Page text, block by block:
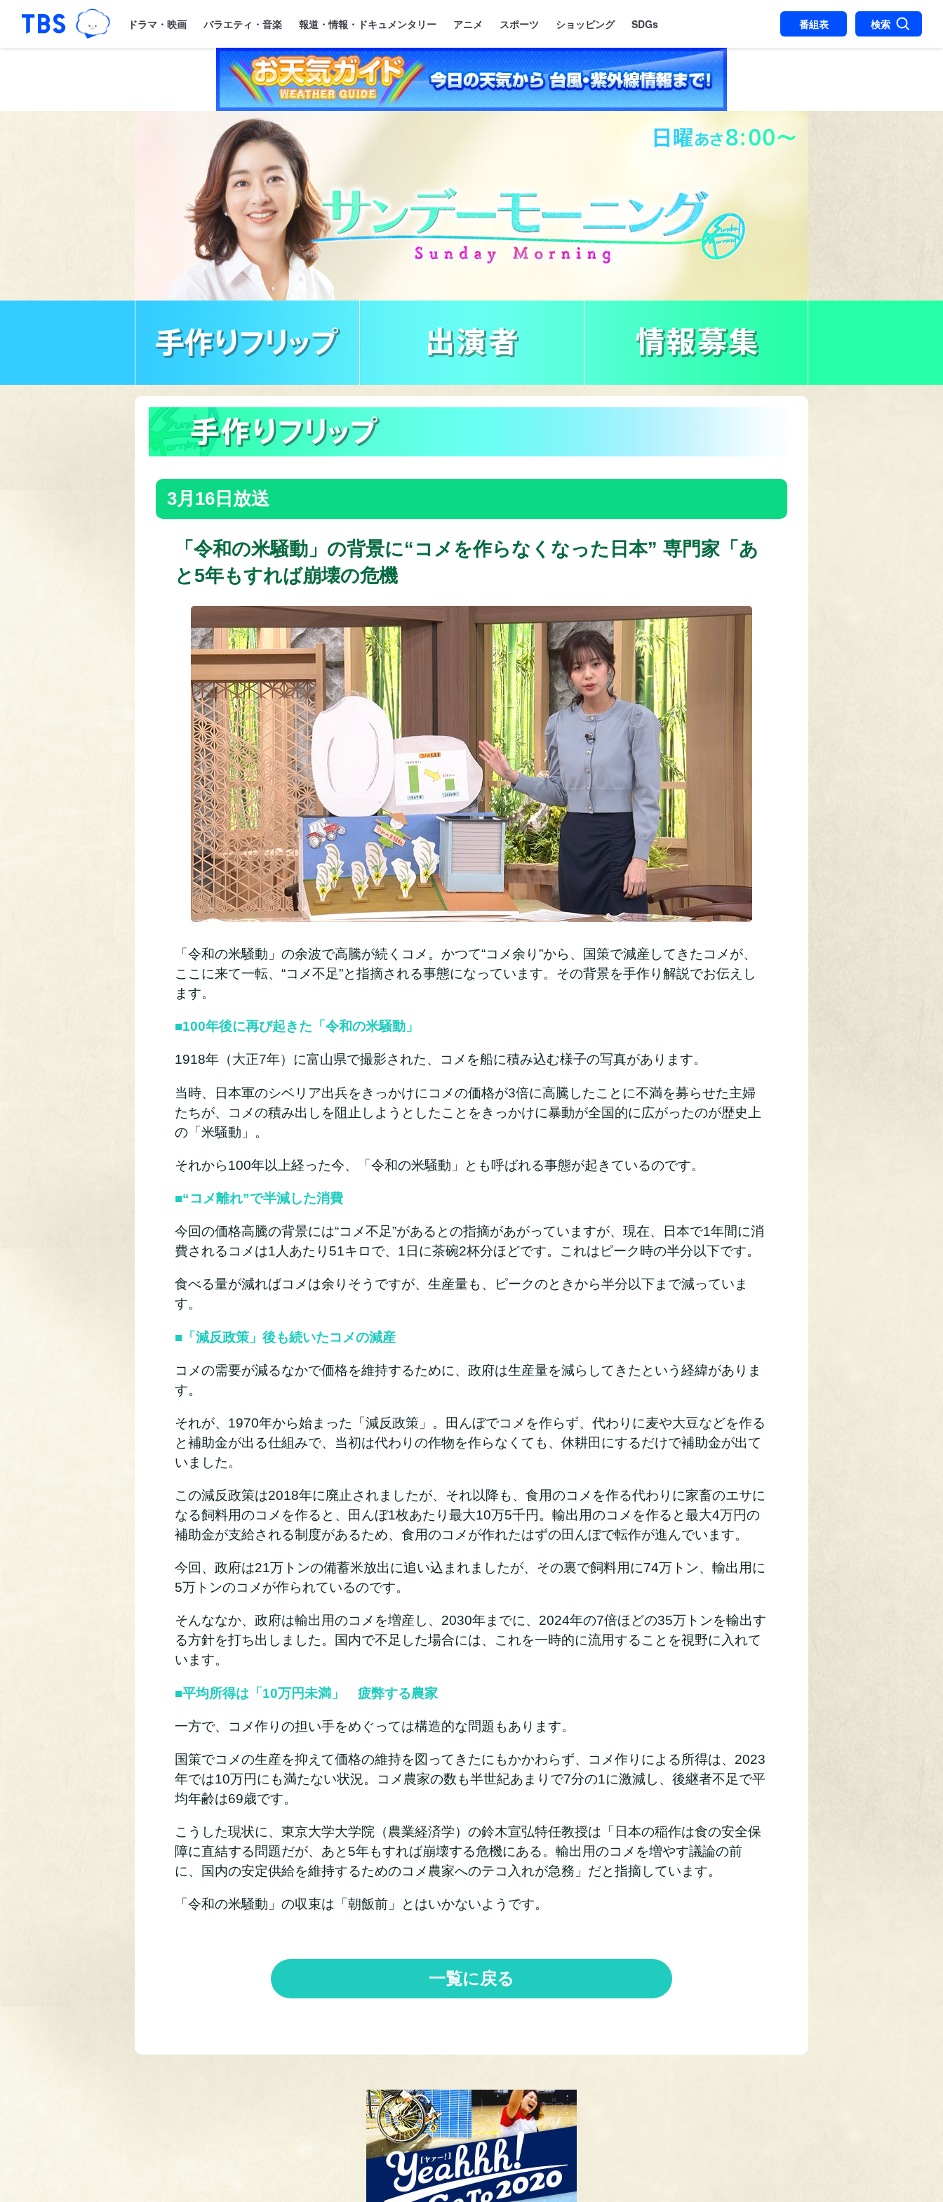
「TBSテレビ｜ときめくときを。」トップページ
ドラマ・映画 バラエティ・音楽 報道・情報・ドキュメンタリー アニメ スポーツ ショッピング SDGs 番組表 検索
3月16日放送
「令和の米騒動」の背景に“コメを作らなくなった日本” 専門家「あ
と5年もすれば崩壊の危機
「令和の米騒動」の余波で高騰が続くコメ。かつて“コメ余り”から、国策で減産してきたコメが、
ここに来て一転、“コメ不足”と指摘される事態になっています。その背景を手作り解説でお伝えし
ます。
■100年後に再び起きた「令和の米騒動」
1918年（大正7年）に富山県で撮影された、コメを船に積み込む様子の写真があります。
当時、日本軍のシベリア出兵をきっかけにコメの価格が3倍に高騰したことに不満を募らせた主婦
たちが、コメの積み出しを阻止しようとしたことをきっかけに暴動が全国的に広がったのが歴史上
の「米騒動」。
それから100年以上経った今、「令和の米騒動」とも呼ばれる事態が起きているのです。
■“コメ離れ”で半減した消費
今回の価格高騰の背景には“コメ不足”があるとの指摘があがっていますが、現在、日本で1年間に消
費されるコメは1人あたり51キロで、1日に茶碗2杯分ほどです。これはピーク時の半分以下です。
食べる量が減ればコメは余りそうですが、生産量も、ピークのときから半分以下まで減っていま
す。
■「減反政策」後も続いたコメの減産
コメの需要が減るなかで価格を維持するために、政府は生産量を減らしてきたという経緯がありま
す。
それが、1970年から始まった「減反政策」。田んぼでコメを作らず、代わりに麦や大豆などを作る
と補助金が出る仕組みで、当初は代わりの作物を作らなくても、休耕田にするだけで補助金が出て
いました。
この減反政策は2018年に廃止されましたが、それ以降も、食用のコメを作る代わりに家畜のエサに
なる飼料用のコメを作ると、田んぼ1枚あたり最大10万5千円。輸出用のコメを作ると最大4万円の
補助金が支給される制度があるため、食用のコメが作れたはずの田んぼで転作が進んでいます。
今回、政府は21万トンの備蓄米放出に追い込まれましたが、その裏で飼料用に74万トン、輸出用に
5万トンのコメが作られているのです。
そんななか、政府は輸出用のコメを増産し、2030年までに、2024年の7倍ほどの35万トンを輸出す
る方針を打ち出しました。国内で不足した場合には、これを一時的に流用することを視野に入れて
います。
■平均所得は「10万円未満」 疲弊する農家
一方で、コメ作りの担い手をめぐっては構造的な問題もあります。
国策でコメの生産を抑えて価格の維持を図ってきたにもかかわらず、コメ作りによる所得は、2023
年では10万円にも満たない状況。コメ農家の数も半世紀あまりで7分の1に激減し、後継者不足で平
均年齢は69歳です。
こうした現状に、東京大学大学院（農業経済学）の鈴木宣弘特任教授は「日本の稲作は食の安全保
障に直結する問題だが、あと5年もすれば崩壊する危機にある。輸出用のコメを増やす議論の前
に、国内の安定供給を維持するためのコメ農家へのテコ入れが急務」だと指摘しています。
「令和の米騒動」の収束は「朝飯前」とはいかないようです。
一覧に戻る